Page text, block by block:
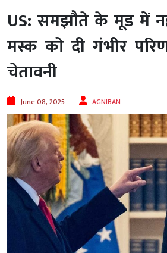
US: समझौते के मूड में नहीं
मस्क को दी गंभीर
चेतावनी
June 08, 2025 AGNIBAN